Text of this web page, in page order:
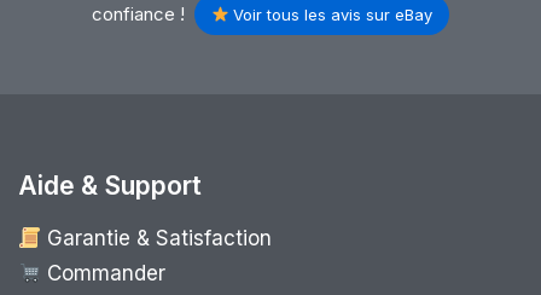
confiance !
Voir tous les avis sur eBay
Aide & Support
Garantie & Satisfaction
Commander